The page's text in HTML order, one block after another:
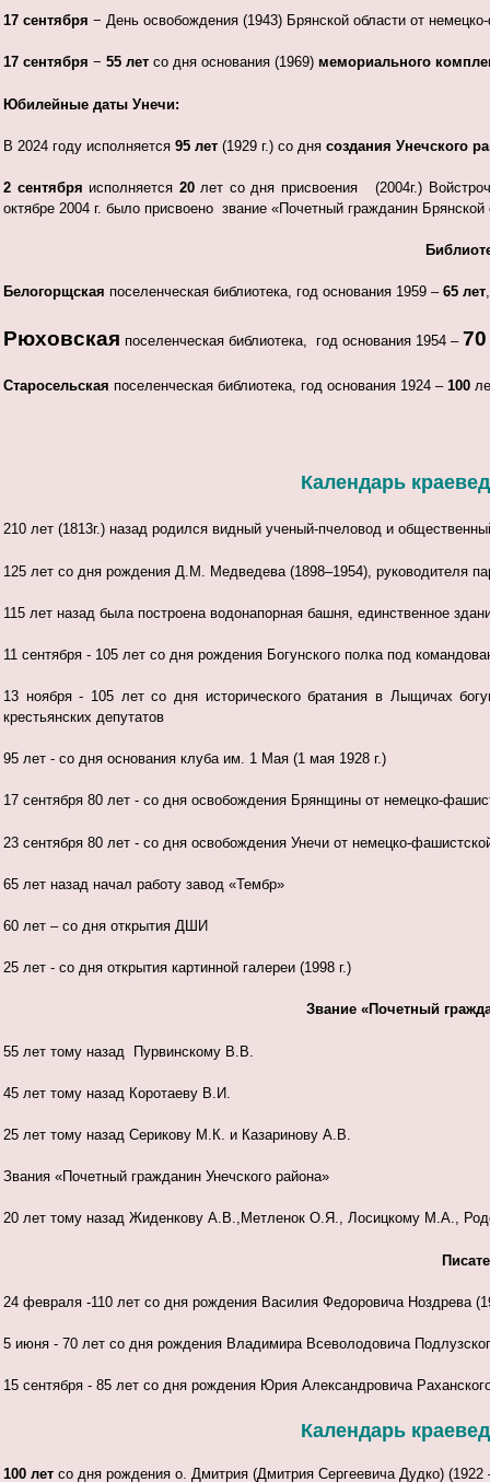
17 сентября − День освобождения (1943) Брянской области от
17 сентября − 55 лет со дня основания (1969) мемориального
Юбилейные даты Унечи:
В 2024 году исполняется 95 лет (1929 г.) со дня создания Унечского
2 сентября исполняется 20лет со дня присвоения (2004г.)
октябре 2004 г. было присвоено звание «Почетный гражданин Брянской
Белогорщская поселенческая библиотека, год основания 1959 – 65 лет,
Рюховская поселенческая библиотека, год основания 1954 –
Старосельская поселенческая библиотека, год основания 1924 – 100
Календарь
210 лет (1813г.) назад родился видный ученый-пчеловод и
125 лет со дня рождения Д.М. Медведева (1898–1954), руководителя
115 лет назад была построена водонапорная башня, единственное
11 сентября - 105 лет со дня рождения Богунского полка под
13 ноября - 105 лет со дня исторического братания в Лыщичах
крестьянских депутатов
95 лет - со дня основания клуба им. 1 Мая (1 мая 1928 г.)
17 сентября 80 лет - со дня освобождения Брянщины от немецко-
23 сентября 80 лет - со дня освобождения Унечи от немецко-
65 лет назад начал работу завод «Тембр»
60 лет – со дня открытия ДШИ
25 лет - со дня открытия картинной галереи (1998 г.)
Звание «Почетный
55 лет тому назад Пурвинскому В.В.
45 лет тому назад Коротаеву В.И.
25 лет тому назад Серикову М.К. и Казаринову А.В.
Звания «Почетный гражданин Унечского района»
20 лет тому назад Жиденкову А.В.,Метленок О.Я., Лосицкому М.А.,
24 февраля -110 лет со дня рождения Василия Федоровича Ноздрева
5 июня - 70 лет со дня рождения Владимира Всеволодовича
15 сентября - 85 лет со дня рождения Юрия Александровича
Календарь
100 лет со дня рождения о. Дмитрия (Дмитрия Сергеевича Дудко) (1922